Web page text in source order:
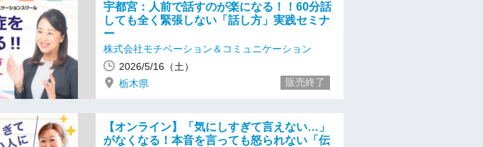
宇都宮：人前で話すのが楽になる！！60分話
しても全く緊張しない「話し方」実践セミナ
ー
株式会社モチベーション＆コミュニケーション
2026/5/16（土）
栃木県
販売終了
【オンライン】「気にしすぎて言えない…」
がなくなる！本音を言っても怒られない「伝